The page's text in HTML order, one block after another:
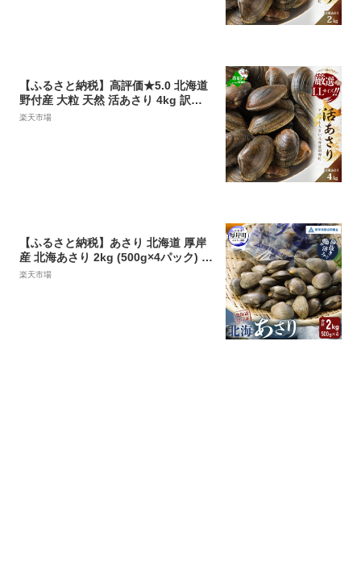
【ふるさと納税】高評価★5.0 北海道
野付産 大粒 天然 活あさり 4kg 訳あ
り （ 訳あり 北海道 別海町 あさり ア
楽天市場
【ふるさと納税】あさり 北海道 厚岸
産 北海あさり 2kg (500g×4パック) 砂
出し済み 【 厚岸 アサリ 魚介 貝 海
楽天市場